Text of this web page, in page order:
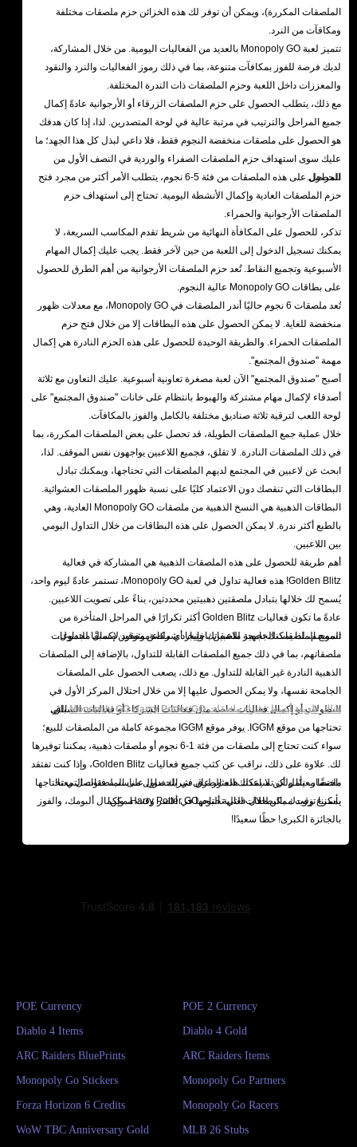
الملصقات المكررة)، ويمكن أن توفر لك هذه الخزائن حزم ملصقات مختلفة
ومكافآت من النرد.
تتميز لعبة Monopoly GO بالعديد من الفعاليات اليومية. من خلال المشاركة،
لديك فرصة للفوز بمكافآت متنوعة، بما في ذلك رموز الفعاليات والنرد والنقود
والمعززات داخل اللعبة وحزم الملصقات ذات الندرة المختلفة.
مع ذلك، يتطلب الحصول على حزم الملصقات الزرقاء أو الأرجوانية عادةً إكمال
جميع المراحل والترتيب في مرتبة عالية في لوحة المتصدرين. لذا، إذا كان هدفك
هو الحصول على ملصقات منخفضة النجوم فقط، فلا داعي لبذل كل هذا الجهد؛ ما
عليك سوى استهداف حزم الملصقات الصفراء والوردية في النصف الأول من
المراحل.
للحصول على هذه الملصقات من فئة 5-6 نجوم، يتطلب الأمر أكثر من مجرد فتح
حزم الملصقات العادية وإكمال الأنشطة اليومية. تحتاج إلى استهداف حزم
الملصقات الأرجوانية والحمراء.
تذكر، للحصول على المكافأة النهائية من شريط تقدم المكاسب السريعة، لا
يمكنك تسجيل الدخول إلى اللعبة من حين لآخر فقط. يجب عليك إكمال المهام
الأسبوعية وتجميع النقاط. تُعد حزم الملصقات الأرجوانية من أهم الطرق للحصول
على بطاقات Monopoly GO عالية النجوم.
تُعد ملصقات 6 نجوم حاليًا أندر الملصقات في Monopoly GO، مع معدلات ظهور
منخفضة للغاية. لا يمكن الحصول على هذه البطاقات إلا من خلال فتح حزم
الملصقات الحمراء. والطريقة الوحيدة للحصول على هذه الحزم النادرة هي إكمال
مهمة "صندوق المجتمع".
أصبح "صندوق المجتمع" الآن لعبة مصغرة تعاونية أسبوعية. عليك التعاون مع ثلاثة
أصدقاء لإكمال مهام مشتركة والهبوط بانتظام على خانات "صندوق المجتمع" على
لوحة اللعب لترقية ثلاثة صناديق مختلفة بالكامل والفوز بالمكافآت.
خلال عملية جمع الملصقات الطويلة، قد تحصل على بعض الملصقات المكررة، بما
في ذلك الملصقات النادرة. لا تقلق، فجميع اللاعبين يواجهون نفس الموقف. لذا،
ابحث عن لاعبين في المجتمع لديهم الملصقات التي تحتاجها، ويمكنك تبادل
البطاقات التي تنقصك دون الاعتماد كليًا على نسبة ظهور الملصقات العشوائية.
البطاقات الذهبية هي النسخ الذهبية من ملصقات Monopoly GO العادية، وهي
بالطبع أكثر ندرة. لا يمكن الحصول على هذه البطاقات من خلال التداول اليومي
بين اللاعبين.
أهم طريقة للحصول على هذه الملصقات الذهبية هي المشاركة في فعالية
Golden Blitz! هذه فعالية تداول في لعبة Monopoly GO، تستمر عادةً ليوم واحد،
يُسمح لك خلالها بتبادل ملصقتين ذهبيتين محددتين، بناءً على تصويت اللاعبين.
عادةً ما تكون فعاليات Golden Blitz أكثر تكرارًا في المراحل المتأخرة من
الموسم، لذا يمكنك تجهيز ملصقاتك وإيجاد شركاء موثوقين مسبقًا للتداول.
تسمح الملصقات الجامحة للاعبين باختيار أي ملصق مفقود لإكمال مجموعات
ملصقاتهم، بما في ذلك جميع الملصقات القابلة للتداول، بالإضافة إلى الملصقات
الذهبية النادرة غير القابلة للتداول. مع ذلك، يصعب الحصول على الملصقات
الجامحة نفسها، ولا يمكن الحصول عليها إلا من خلال احتلال المركز الأول في
البطولات أو إكمال فعاليات خاصة مثل فعاليات الشركاء أو فعاليات السباق.
هناك طريقة أبسط: شراء ملصقات Monopoly GO Harry Potter GO
التي
تحتاجها من موقع IGGM. يوفر موقع IGGM مجموعة كاملة من الملصقات للبيع؛
سواء كنت تحتاج إلى ملصقات من فئة 1-6 نجوم أو ملصقات ذهبية، يمكننا توفيرها
لك. علاوة على ذلك، نراقب عن كثب جميع فعاليات Golden Blitz، وإذا كنت تفتقد
ملصقًا معينًا ولكن لا يمكنك العثور على شريك تداول مناسب، فتواصل معنا!
يمكننا تزويدك بالبطاقات التي تحتاجها في أقصر وقت ممكن!
باختصار، نأمل أن تساعدك هذه الطرق في الحصول على الملصقات التي تحتاجها
بأسرع وقت ممكن خلال فعالية ألبوم Harry Potter GO، وإكمال ألبومك، والفوز
بالجائزة الكبرى! حظًا سعيدًا!
POE 2 Currency
POE Currency
Diablo 4 Gold
Diablo 4 Items
ARC Raiders Items
ARC Raiders BluePrints
Monopoly Go Partners
Monopoly Go Stickers
Monopoly Go Racers
Forza Horizon 6 Credits
MLB 26 Stubs
WoW TBC Anniversary Gold